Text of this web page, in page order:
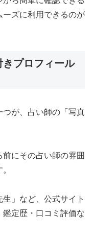
ズに利用できるのが
プロフィール
が、占い師の「写真
にその占い師の雰囲
」など、公式サイト
定歴・口コミ評価な